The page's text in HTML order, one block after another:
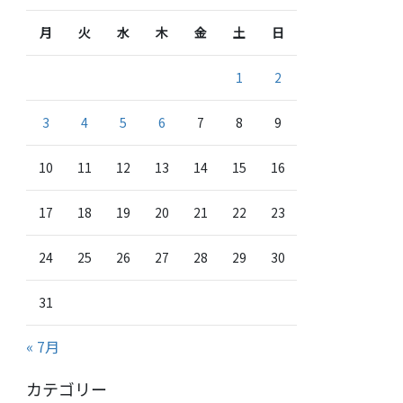
月 火 水 木 金 土 日
1 2
3 4 5 6 7 8 9
10 11 12 13 14 15 16
17 18 19 20 21 22 23
24 25 26 27 28 29 30
31
« 7月
カテゴリー